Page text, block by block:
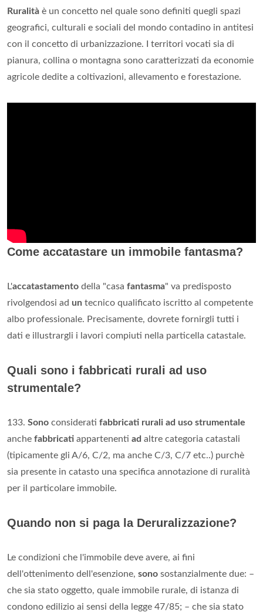
Ruralità è un concetto nel quale sono definiti quegli spazi
geografici, culturali e sociali del mondo contadino in antitesi
con il concetto di urbanizzazione. I territori vocati sia di
pianura, collina o montagna sono caratterizzati da economie
agricole dedite a coltivazioni, allevamento e forestazione.
Come accatastare un immobile fantasma?
L'accatastamento della "casa fantasma" va predisposto
rivolgendosi ad un tecnico qualificato iscritto al competente
albo professionale. Precisamente, dovrete fornirgli tutti i
dati e illustrargli i lavori compiuti nella particella catastale.
Quali sono i fabbricati rurali ad uso
strumentale?
133. Sono considerati fabbricati rurali ad uso strumentale
anche fabbricati appartenenti ad altre categoria catastali
(tipicamente gli A/6, C/2, ma anche C/3, C/7 etc..) purchè
sia presente in catasto una specifica annotazione di ruralità
per il particolare immobile.
Quando non si paga la Deruralizzazione?
Le condizioni che l'immobile deve avere, ai fini
dell'ottenimento dell'esenzione, sono sostanzialmente due: –
che sia stato oggetto, quale immobile rurale, di istanza di
condono edilizio ai sensi della legge 47/85; – che sia stato